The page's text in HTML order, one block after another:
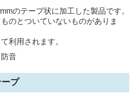
のテープ状に加工した製品です。
のとついていないものがありま
利用されます。
防音
プ